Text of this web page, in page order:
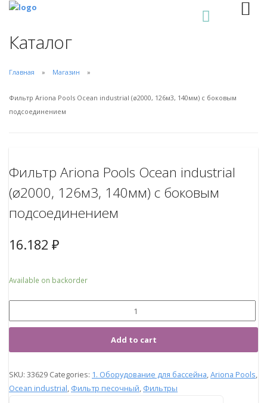
Каталог
Главная Магазин
Фильтр Ariona Pools Ocean industrial (ø2000, 126м3, 140мм) с боковым
подсоединением
Фильтр Ariona Pools Ocean industrial
(ø2000, 126м3, 140мм) с боковым
подсоединением
16.182 ₽
Available on backorder
Add to cart
SKU: 33629 Categories: 1. Оборудование для бассейна Ariona Pools
Ocean industrial Фильтр песочный Фильтры